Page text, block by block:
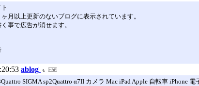
月以上更新のないブログに表示されています。
事で広告が消せます。
ablog
SIGMA sp2Quattro α7II カメラ Mac iPad Apple 自転車